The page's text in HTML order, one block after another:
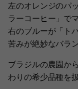
左のオレンジのパ
ラーコーヒー」で
右のブルーが「ト
苦みが絶妙なバラ
ブラジルの農園か
わりの希少品種を